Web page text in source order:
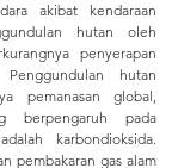
akibat kendaraan
hutan oleh
penyerapan
hutan
pemanasan global,
berpengaruh pada
karbondioksida.
pembakaran gas alam